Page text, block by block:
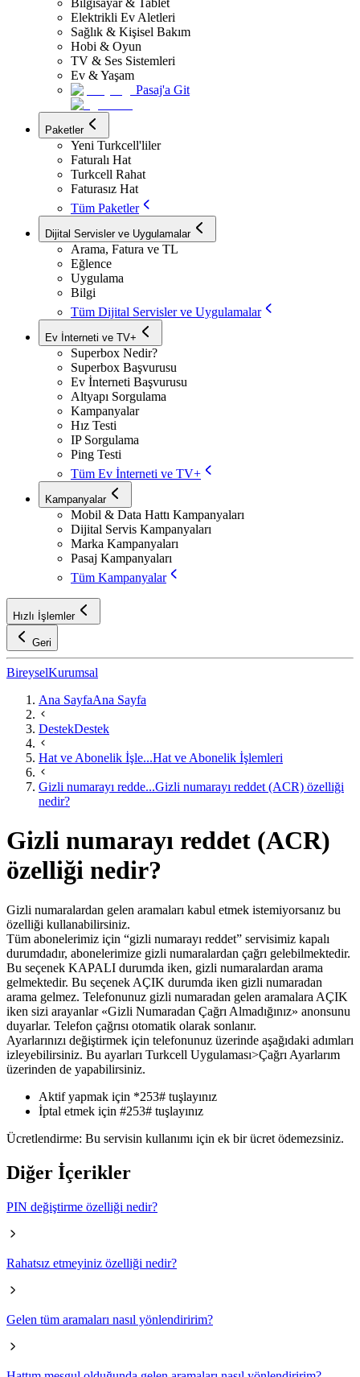
Bilgisayar & Tablet
Elektrikli Ev Aletleri
Sağlık & Kişisel Bakım
Hobi & Oyun
TV & Ses Sistemleri
Ev & Yaşam
Pasaj'a Git
Paketler
Yeni Turkcell'liler
Faturalı Hat
Turkcell Rahat
Faturasız Hat
Tüm Paketler
Dijital Servisler ve Uygulamalar
Arama, Fatura ve TL
Eğlence
Uygulama
Bilgi
Tüm Dijital Servisler ve Uygulamalar
Ev İnterneti ve TV+
Superbox Nedir?
Superbox Başvurusu
Ev İnterneti Başvurusu
Altyapı Sorgulama
Kampanyalar
Hız Testi
IP Sorgulama
Ping Testi
Tüm Ev İnterneti ve TV+
Kampanyalar
Mobil & Data Hattı Kampanyaları
Dijital Servis Kampanyaları
Marka Kampanyaları
Pasaj Kampanyaları
Tüm Kampanyalar
Hızlı İşlemler
Geri
BireyselKurumsal
Ana SayfaAna Sayfa
DestekDestek
Hat ve Abonelik İşle...Hat ve Abonelik İşlemleri
Gizli numarayı redde...Gizli numarayı reddet (ACR) özelliği
nedir?
Gizli numarayı reddet (ACR)
özelliği nedir?
​Gizli numaralardan gelen aramaları kabul etmek istemiyorsanız bu
özelliği kullanabilirsiniz.
Tüm abonelerimiz için “gizli numarayı reddet” servisimiz kapalı
durumdadır, abonelerimize gizli numaralardan çağrı gelebilmektedir.
Bu seçenek KAPALI durumda iken, gizli numaralardan arama
gelmektedir. Bu seçenek AÇIK durumda iken gizli numaradan
arama gelmez. Telefonunuz gizli numaradan gelen aramalara AÇIK
iken sizi arayanlar «Gizli Numaradan Çağrı Almadığınız» anonsunu
duyarlar. Telefon çağrısı otomatik olarak sonlanır.
Ayarlarınızı değiştirmek için telefonunuz üzerinde aşağıdaki adımları
izleyebilirsiniz. Bu ayarları Turkcell Uygulaması>Çağrı Ayarlarım
üzerinden de yapabilirsiniz.
Aktif yapmak için *253# tuşlayınız
İptal etmek için #253# tuşlayınız
Ücretlendirme: Bu servisin kullanımı için ek bir ücret ödemezsiniz. ​
Diğer İçerikler
PIN değiştirme özelliği nedir?
Rahatsız etmeyiniz özelliği nedir?
Gelen tüm aramaları nasıl yönlendiririm?